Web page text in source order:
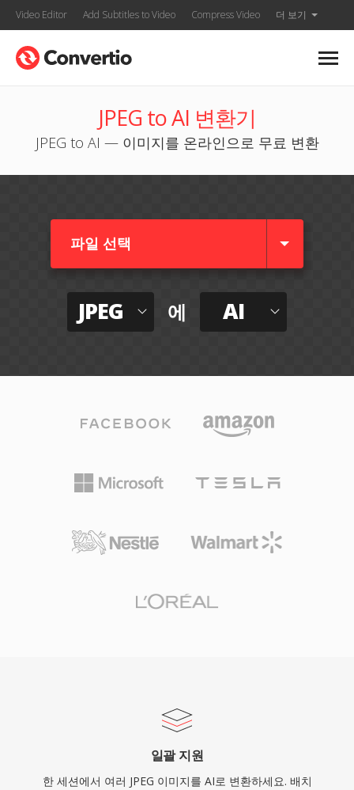
Video Editor Add Subtitles to Video Compress Video 더 보기
JPEG to AI 변환기
JPEG to AI — 이미지를 온라인으로 무료 변환
파일 선택
JPEG 에 AI
일괄 지원
한 세션에서 여러 JPEG 이미지를 AI로 변환하세요. 배치